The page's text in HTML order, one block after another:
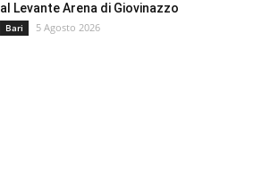
al Levante Arena di Giovinazzo
Bari 5 Agosto 2026